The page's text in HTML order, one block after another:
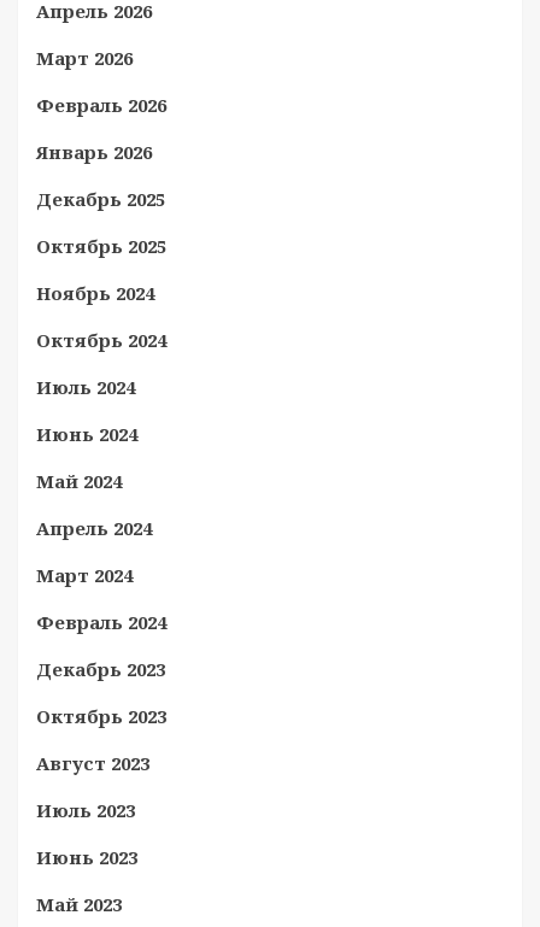
Апрель 2026
Март 2026
Февраль 2026
Январь 2026
Декабрь 2025
Октябрь 2025
Ноябрь 2024
Октябрь 2024
Июль 2024
Июнь 2024
Май 2024
Апрель 2024
Март 2024
Февраль 2024
Декабрь 2023
Октябрь 2023
Август 2023
Июль 2023
Июнь 2023
Май 2023